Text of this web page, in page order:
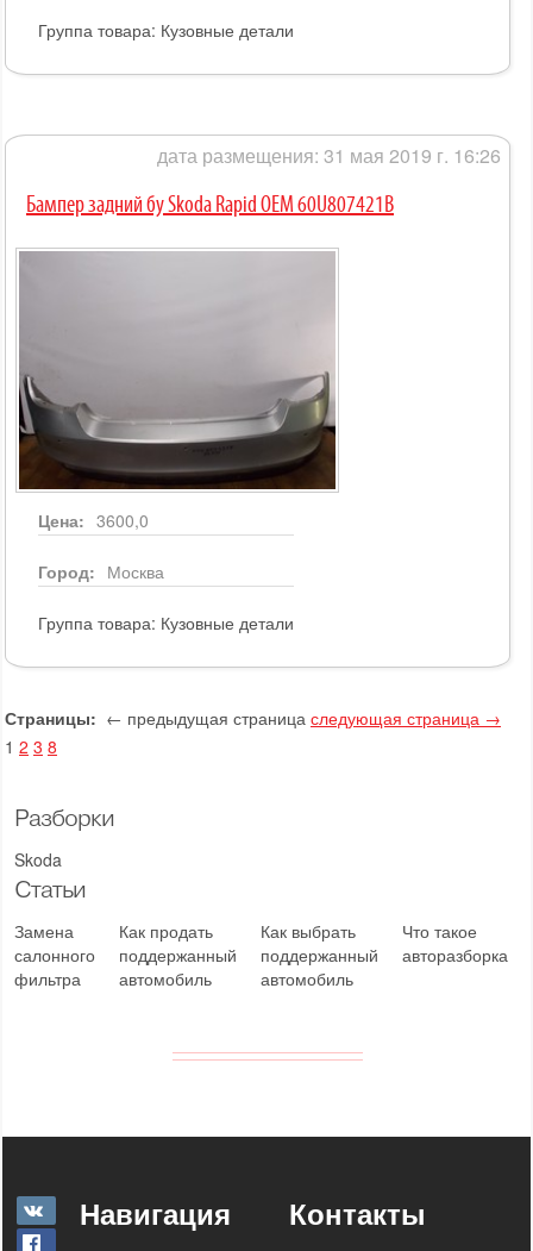
Разборки
Skoda
Статьи
Замена
салонного
фильтра
Как продать
поддержанный
автомобиль
Как выбрать
поддержанный
автомобиль
Что такое
авторазборка
Группа товара: Кузовные детали
дата размещения: 31 мая 2019 г. 16:26
Бампер задний бу Skoda Rapid OEM 60U807421B
Цена: 3600,0
Город: Москва
Группа товара: Кузовные детали
Страницы: ← предыдущая страница следующая страница →
1 2 3 8
Навигация Контакты